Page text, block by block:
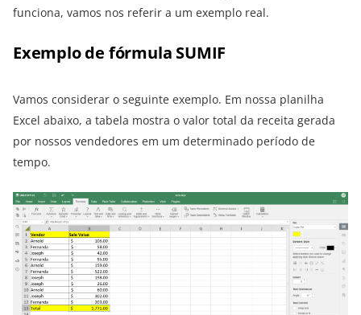
funciona, vamos nos referir a um exemplo real.
Exemplo de fórmula SUMIF
Vamos considerar o seguinte exemplo. Em nossa planilha
Excel abaixo, a tabela mostra o valor total da receita gerada
por nossos vendedores em um determinado período de
tempo.